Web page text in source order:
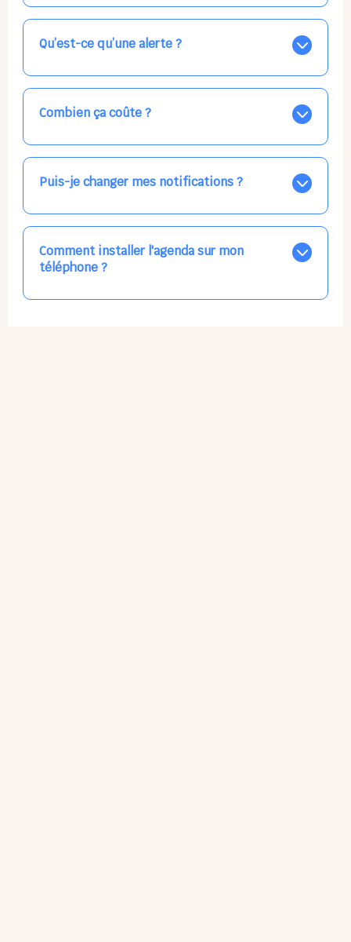
Nos places libres au quotidien sont affichées jour par
jour dans le calendrier ci-dessus, EN BLEU. Tapez sur
celle qui vous intéresse, choisissez vos horaires, et la
confirmation est immédiate ! Vos accueils
Qu’est-ce qu’une alerte ?
Vous avez besoin d'une solution d'accueil pour une
date précise, ou pour un jour régulier dans la semaine,
mais les places disponibles EN BLEU ne correspondent
pas ? Créez une alerte ponctuelle ou récurrente, ainsi
Combien ça coûte ?
Votre accueil est normalement facturé par la direction
de la crèche, en fin de mois, selon votre taux horaire
habituel. N'hésitez pas à confirmer directement avec
l'équipe lors de la prochaine visite !
Puis-je changer mes notifications ?
Dans votre profil (bouton bleu en haut à droite), vous
pouvez choisir de recevoir les alertes et confirmations
par email, par SMS, par les deux canaux en même
temps, ou bien de ne plus les recevoir du tout, ce qui
ne vous empêchera pas d’accéder au calendrier
Comment installer l'agenda sur mon
téléphone ?
L'application n'existe pas sur l'App Store ni Google Play